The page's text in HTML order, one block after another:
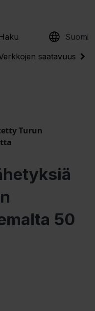
Haku Suomi
English
saatavuus
Turun
50